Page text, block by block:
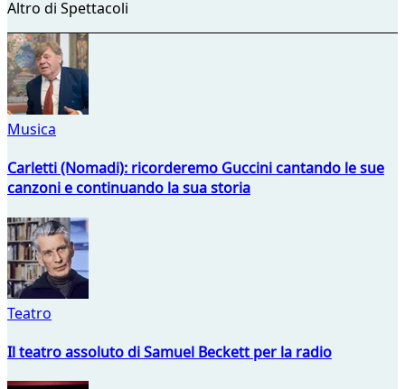
Altro di Spettacoli
Musica
Carletti (Nomadi): ricorderemo Guccini cantando le sue
canzoni e continuando la sua storia
Teatro
Il teatro assoluto di Samuel Beckett per la radio